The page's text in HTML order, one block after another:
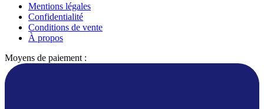
Mentions légales
Confidentialité
Conditions de vente
À propos
Moyens de paiement :